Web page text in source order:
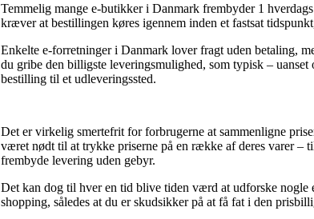
Temmelig mange e-butikker i Danmark frembyder 1
kræver at bestillingen køres igennem inden et fastsat
Enkelte e-forretninger i Danmark lover fragt uden betaling,
du gribe den billigste leveringsmulighed, som typisk –
bestilling til et udleveringssted.
Det er virkelig smertefrit for forbrugerne at sammenligne
været nødt til at trykke priserne på en række af deres varer –
frembyde levering uden gebyr.
Det kan dog til hver en tid blive tiden værd at udforske
shopping, således at du er skudsikker på at få fat i den